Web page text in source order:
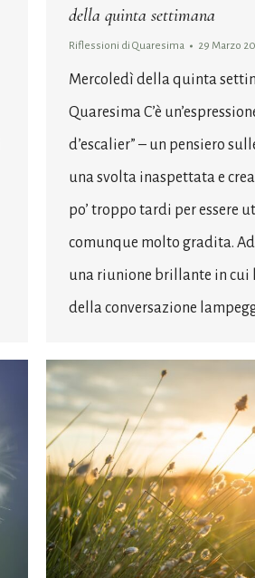
della quinta settimana
Riflessioni di Quaresima 29 Marzo
Mercoledì della quinta
Quaresima C’è
d’escalier” – un pensiero
una svolta inaspettata e
po’ troppo tardi per essere
comunque molto gradita. Ad
una riunione brillante in cui
della conversazione